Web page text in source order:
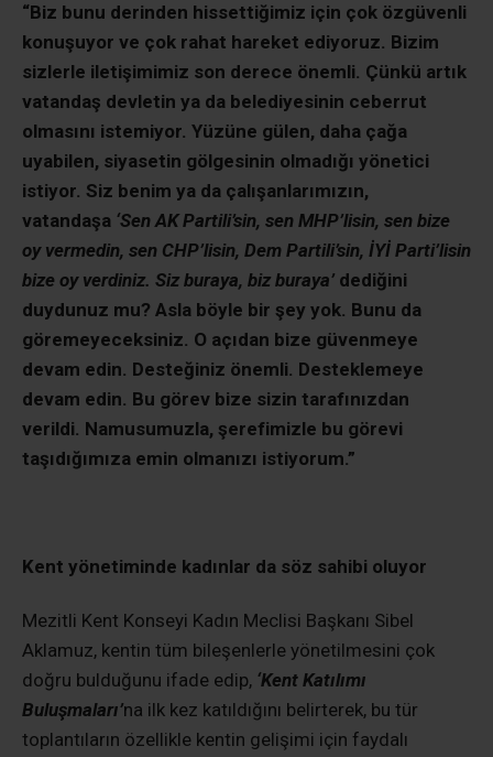
“Biz bunu derinden hissettiğimiz için çok özgüvenli
konuşuyor ve çok rahat hareket ediyoruz. Bizim
sizlerle iletişimimiz son derece önemli. Çünkü artık
vatandaş devletin ya da belediyesinin ceberrut
olmasını istemiyor. Yüzüne gülen, daha çağa
uyabilen, siyasetin gölgesinin olmadığı yönetici
istiyor. Siz benim ya da çalışanlarımızın,
vatandaşa ‘Sen AK Partili’sin, sen MHP’lisin, sen bize
oy vermedin, sen CHP’lisin, Dem Partili’sin, İYİ Parti’lisin
bize oy verdiniz. Siz buraya, biz buraya’ dediğini
duydunuz mu? Asla böyle bir şey yok. Bunu da
göremeyeceksiniz. O açıdan bize güvenmeye
devam edin. Desteğiniz önemli. Desteklemeye
devam edin. Bu görev bize sizin tarafınızdan
verildi. Namusumuzla, şerefimizle bu görevi
taşıdığımıza emin olmanızı istiyorum.”
Kent yönetiminde kadınlar da söz sahibi oluyor
Mezitli Kent Konseyi Kadın Meclisi Başkanı Sibel
Aklamuz, kentin tüm bileşenlerle yönetilmesini çok
doğru bulduğunu ifade edip, ‘Kent Katılımı
Buluşmaları’na ilk kez katıldığını belirterek, bu tür
toplantıların özellikle kentin gelişimi için faydalı